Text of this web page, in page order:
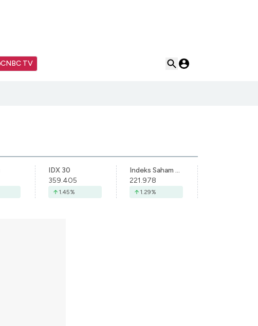
CNBC TV
IDX 30
359.405
1.45%
Indeks Saham Syariah Indonesia
221.978
1.29%